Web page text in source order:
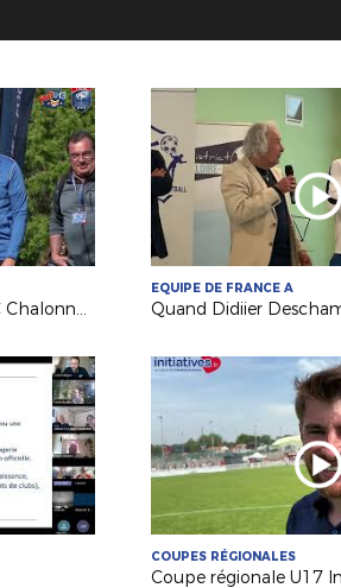
Festival Foot U13 Pitch : le FC Chalonnes Chaudefonds club support à l'organisation
EQUIPE DE FRANCE A
COUPES RÉGIONALES